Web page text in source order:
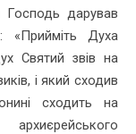
дарував
«Прийміть Духа
Святий звів на
і який сходив
сходить на